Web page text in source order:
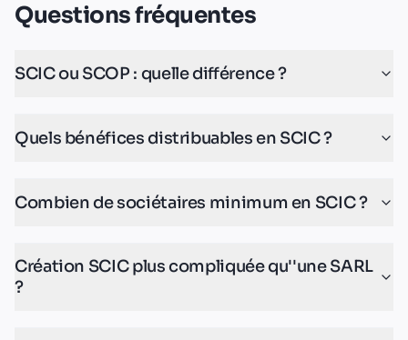
Questions fréquentes
SCIC ou SCOP : quelle différence ?
Quels bénéfices distribuables en SCIC ?
Combien de sociétaires minimum en SCIC ?
Création SCIC plus compliquée qu''une SARL
?